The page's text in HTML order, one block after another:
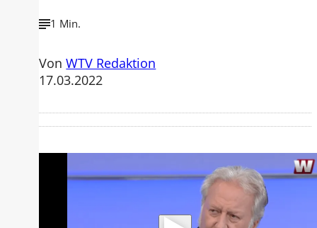
1 Min.
VonWTV Redaktion
17.03.2022
Mit der Wiedergabe dieses Videos
werden Daten an Youtube übertragen.